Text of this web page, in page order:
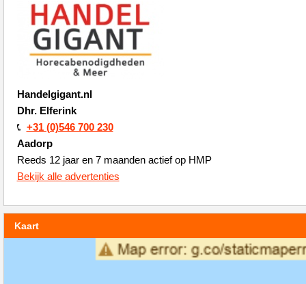
Handelgigant.nl
Dhr. Elferink
+31 (0)546 700 230
Aadorp
Reeds 12 jaar en 7 maanden actief op HMP
Bekijk alle advertenties
Kaart